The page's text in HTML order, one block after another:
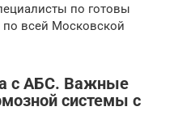
по готовы
по всей Московской
с АБС. Важные
системы с